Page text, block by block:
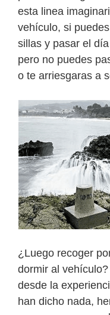
esta linea
vehículo, si
sillas y pasar el
pero no puedes
o te arriesgaras a
¿Luego recoger
dormir al
desde la
han dicho nada,